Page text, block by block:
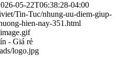
05-22T06:38:28-04:00
Tin-Tuc/nhung-uu-diem-giup-
hien-nay-351.html
- Giá rẻ
logo.jpg